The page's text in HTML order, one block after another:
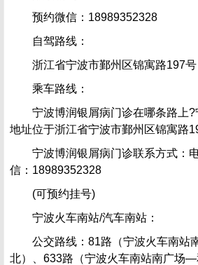
预约微信：18989352328
自驾路线：
浙江省宁波市鄞州区锦寓路197号
乘车路线：
宁波博润银屑病门诊在哪条路上?
地址位于浙江省宁波市鄞州区锦寓路
宁波博润银屑病门诊联系方式：电
信：18989352328
(可预约挂号)
宁波火车南站/汽车南站：
公交路线：81路（宁波火车南站
北）、633路（宁波火车南站南广场